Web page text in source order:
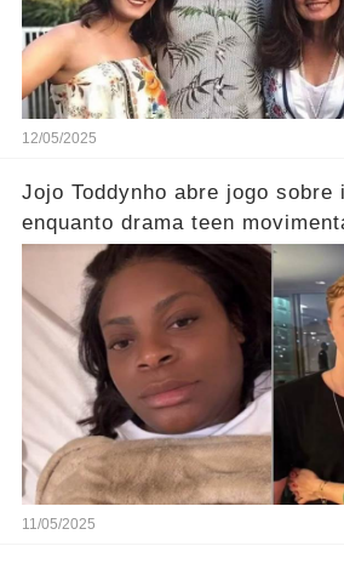
12/05/2025
Jojo Toddynho abre jogo sobre
enquanto drama teen
Angélica… Ver Mais
11/05/2025